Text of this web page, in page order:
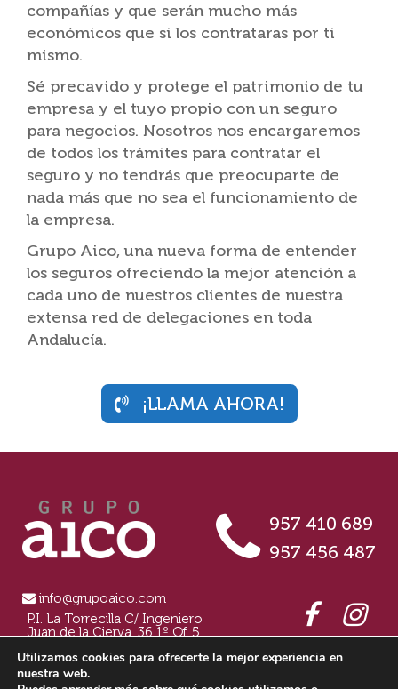
compañías y que serán mucho más
económicos que si los contrataras por ti
mismo.
Sé precavido y protege el patrimonio de tu
empresa y el tuyo propio con un seguro
para negocios. Nosotros nos encargaremos
de todos los trámites para contratar el
seguro y no tendrás que preocuparte de
nada más que no sea el funcionamiento de
la empresa.
Grupo Aico, una nueva forma de entender
los seguros ofreciendo la mejor atención a
cada uno de nuestros clientes de nuestra
extensa red de delegaciones en toda
Andalucía.
¡LLAMA AHORA!
957 410 689
957 456 487
info@grupoaico.com
P.I. La Torrecilla C/ Ingeniero
Juan de la Cierva, 36 1º Of. 5
Utilizamos cookies para ofrecerte la mejor experiencia en
nuestra web.